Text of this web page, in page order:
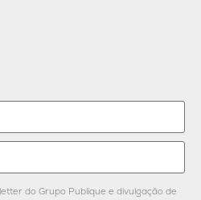
do Grupo Publique e divulgação de